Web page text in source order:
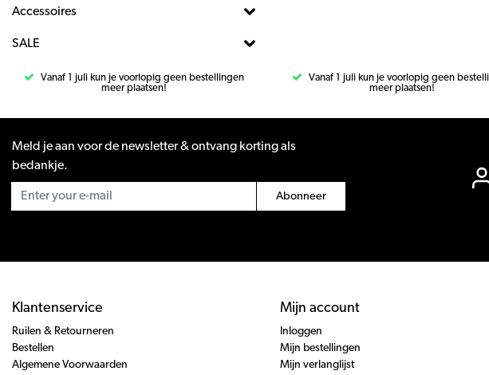
Accessoires
SALE
Vanaf 1 juli kun je voorlopig geen bestellingen
meer plaatsen!
Vanaf 1 juli kun je voorlopig geen
meer plaatsen!
Meld je aan voor de newsletter & ontvang korting als
bedankje.
Abonneer
Klantenservice
Ruilen & Retourneren
Bestellen
Algemene Voorwaarden
Mijn account
Inloggen
Mijn bestellingen
Mijn verlanglijst